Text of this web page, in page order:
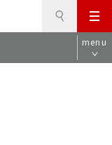
メ
ニ
ュ
menu